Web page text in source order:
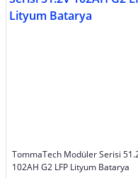
TommaTech Modüler Serisi
102AH G2 LFP Lityum Batarya